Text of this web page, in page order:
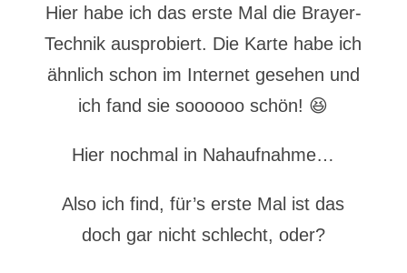
Hier habe ich das erste Mal die Brayer-
Technik ausprobiert. Die Karte habe ich
ähnlich schon im Internet gesehen und
ich fand sie soooooo schön! 😆
Hier nochmal in Nahaufnahme…
Also ich find, für’s erste Mal ist das
doch gar nicht schlecht, oder?